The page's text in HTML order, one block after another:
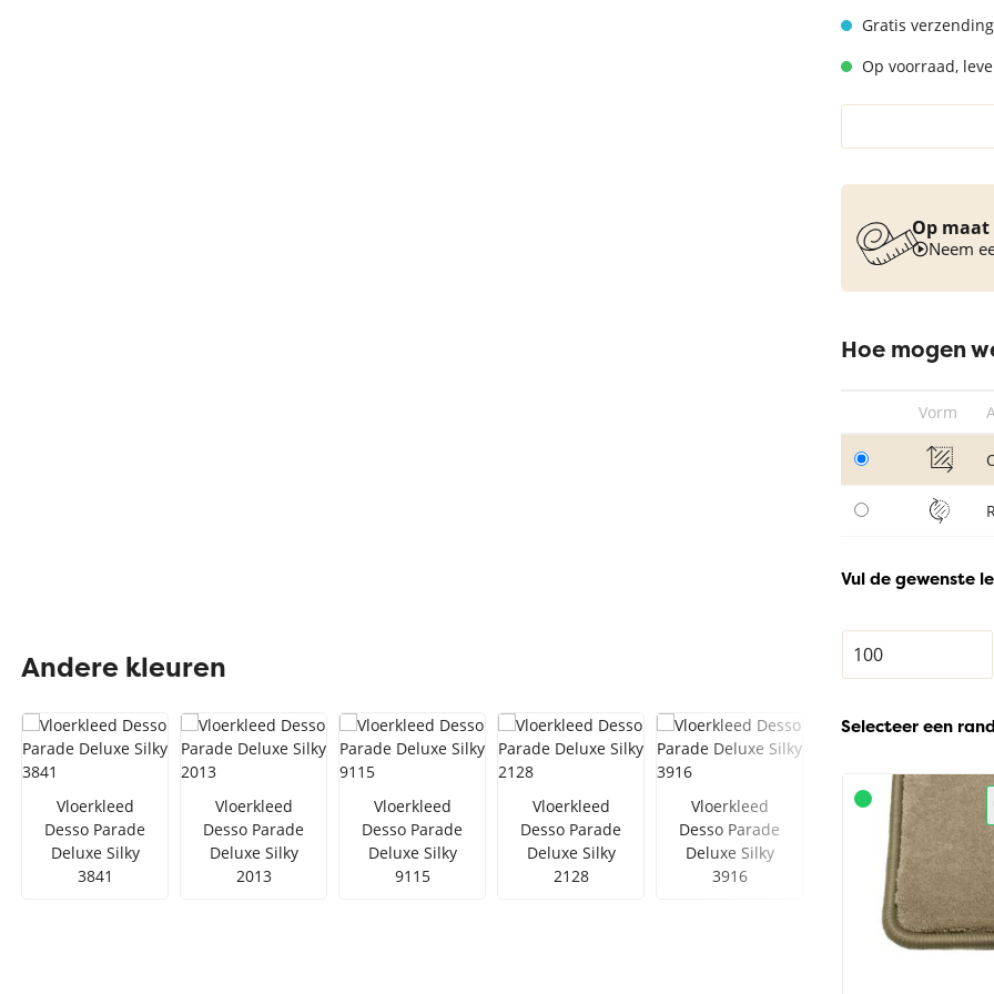
Vloerkleed turquoise
Gratis
Op voorraad,
Op
Neem
Hoe mogen
Vorm
Vul de gewenste
Selecteer een
Andere kleuren
Vloerkleed
Desso Parade
Deluxe Silky
3841
Vloerkleed
Desso Parade
Deluxe Silky
2013
Vloerkleed
Desso Parade
Deluxe Silky
9115
Vloerkleed
Desso Parade
Deluxe Silky
2128
Vloerkleed
Desso Parade
Deluxe Silky
3916
Vloerkleed
Desso Parade
Deluxe Silky
1913